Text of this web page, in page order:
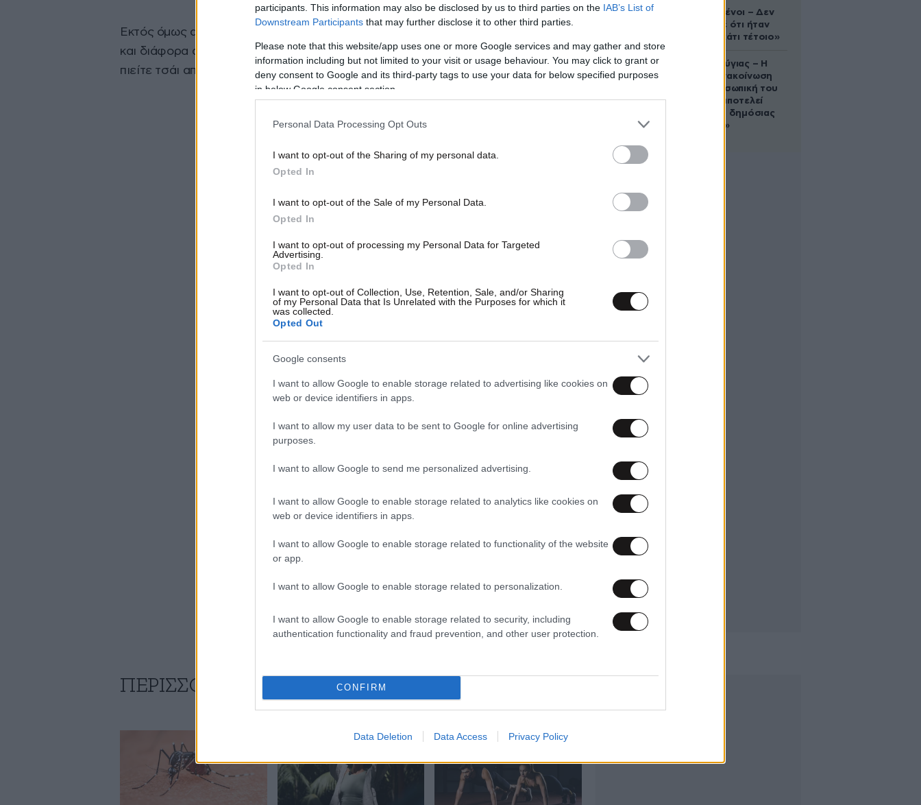
participants. This information may also be disclosed by us to third parties on the IAB’s List of
Downstream Participants that may further disclose it to other third parties.
Please note that this website/app uses one or more Google services and may gather and store
information including but not limited to your visit or usage behaviour. You may click to grant or
deny consent to Google and its third-party tags to use your data for below specified purposes
in below Google consent section.
Personal Data Processing Opt Outs
I want to opt-out of the Sharing of my personal data.
Opted In
I want to opt-out of the Sale of my Personal Data.
Opted In
I want to opt-out of processing my Personal Data for Targeted
Advertising.
Opted In
I want to opt-out of Collection, Use, Retention, Sale, and/or Sharing
of my Personal Data that Is Unrelated with the Purposes for which it
was collected.
Opted Out
Google consents
I want to allow Google to enable storage related to advertising like cookies on
web or device identifiers in apps.
I want to allow my user data to be sent to Google for online advertising
purposes.
I want to allow Google to send me personalized advertising.
I want to allow Google to enable storage related to analytics like cookies on
web or device identifiers in apps.
I want to allow Google to enable storage related to functionality of the website
or app.
I want to allow Google to enable storage related to personalization.
I want to allow Google to enable storage related to security, including
authentication functionality and fraud prevention, and other user protection.
CONFIRM
Data Deletion Data Access Privacy Policy
Εκτός όμως από αυτά, μπορείτε πολύ απλά να ξεπλύνετε το στόμα σας με νερό
και διάφορα αρωματικά. Μπορείτε επίσης να μασήσετε μέντα ή μαϊντανό ή να
πιείτε τσάι από αρωματικά.
συντετριμμένοι – Δεν
έδειξε ποτέ ότι ήταν
ικανός για κάτι τέτοιο»
Χρίστος Κούγιας – Η
αυστηρή ανακοίνωση
για την προσωπική του
ζωή: «Δεν αποτελεί
αντικείμενο δημόσιας
συζήτησης»
ΠΕΡΙΣΣΟΤΕΡΑ ΑΠΟ ΤΗΝ ΥΓΕΙΑ